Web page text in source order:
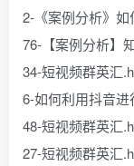
2-《案例分析》
76-【案例分析】
34-短视频群英汇
6-如何利用抖音
48-短视频群英汇
27-短视频群英汇